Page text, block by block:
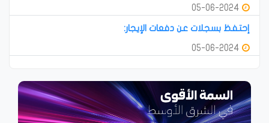
إحتفظ بسجلات عن دفعات الإيجار: